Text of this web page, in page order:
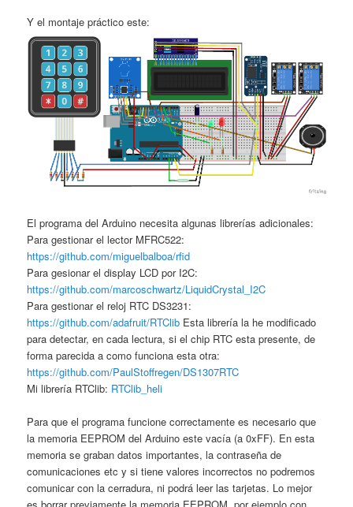
Y el montaje práctico este:
El programa del Arduino necesita algunas librerías adicionales:
Para gestionar el lector MFRC522:
https://github.com/miguelbalboa/rfid
Para gesionar el display LCD por I2C:
https://github.com/marcoschwartz/LiquidCrystal_I2C
Para gestionar el reloj RTC DS3231:
https://github.com/adafruit/RTClib Esta librería la he modificado
para detectar, en cada lectura, si el chip RTC esta presente, de
forma parecida a como funciona esta otra:
https://github.com/PaulStoffregen/DS1307RTC
Mi librería RTClib: RTClib_heli
Para que el programa funcione correctamente es necesario que
la memoria EEPROM del Arduino este vacía (a 0xFF). En esta
memoria se graban datos importantes, la contraseña de
comunicaciones etc y si tiene valores incorrectos no podremos
comunicar con la cerradura, ni podrá leer las tarjetas. Lo mejor